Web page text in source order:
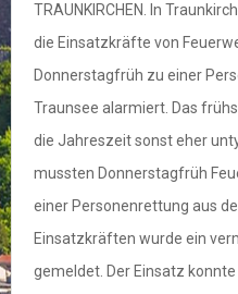
TRAUNKIRCHEN. In
die Einsatzkräfte von
Donnerstagfrüh zu einer
Traunsee alarmiert. Das
die Jahreszeit sonst eher
mussten Donnerstagfrüh
einer Personenrettung aus
Einsatzkräften wurde ein
gemeldet. Der Einsatz